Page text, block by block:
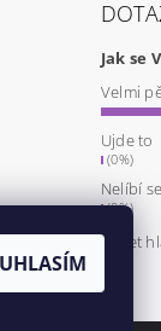
Jak se
Velmi
Ujde to
(0%)
Nelíbí
(0%)
Počet